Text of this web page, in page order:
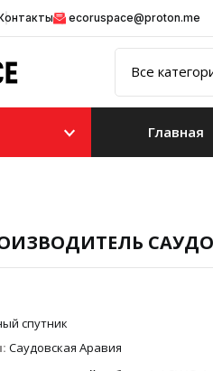
ecoruspace@proton.me
Главная
спутник
Саудовская Аравия